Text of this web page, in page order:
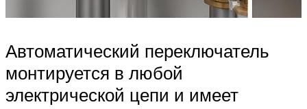
Автоматический переключатель
монтируется в любой
электрической цепи и имеет